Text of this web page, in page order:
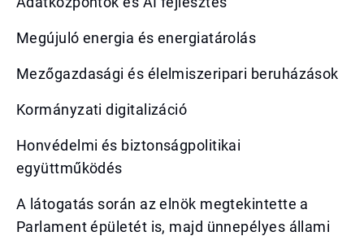
Megújuló energia és energiatárolás
Mezőgazdasági és élelmiszeripari beruházások
Kormányzati digitalizáció
Honvédelmi és biztonságpolitikai
együttműködés
A látogatás során az elnök megtekintette a
Parlament épületét is, majd ünnepélyes állami